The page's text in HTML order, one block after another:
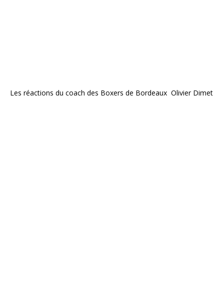
Les réactions du coach des Boxers de Bordeaux Olivier Dimet